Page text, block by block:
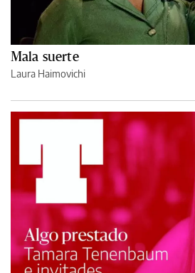
Mala suerte
Laura Haimovichi